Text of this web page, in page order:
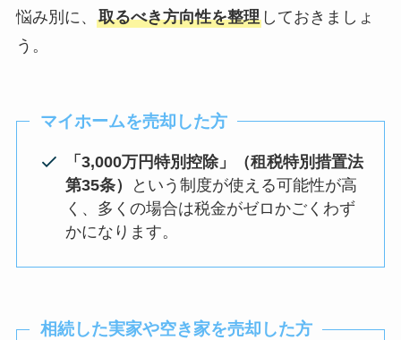
悩み別に、 取るべき方向性を整理しておきましょ
う。
マイホームを売却した方
「3,000万円特別控除」（租税特別措置法
第35条）
という制度が使える可能性が高
く、多くの場合は税金がゼロかごくわず
かになります。
相続した実家や空き家を売却した方